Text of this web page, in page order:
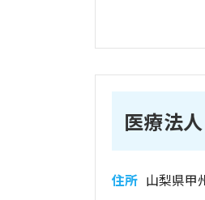
医療法
住所 山梨県甲